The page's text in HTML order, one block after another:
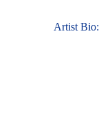
Artist Bio: